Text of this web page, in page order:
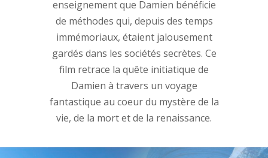
enseignement que Damien bénéficie
de méthodes qui, depuis des temps
immémoriaux, étaient jalousement
gardés dans les sociétés secrètes. Ce
film retrace la quête initiatique de
Damien à travers un voyage
fantastique au coeur du mystère de la
vie, de la mort et de la renaissance.